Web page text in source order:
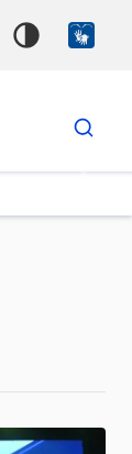
Dados
para
chave